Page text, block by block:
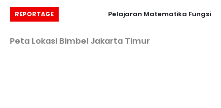
REPORTAGE
Pelajaran Matematika Fungsi
News Math
Peta Lokasi Bimbel Jakarta Timur